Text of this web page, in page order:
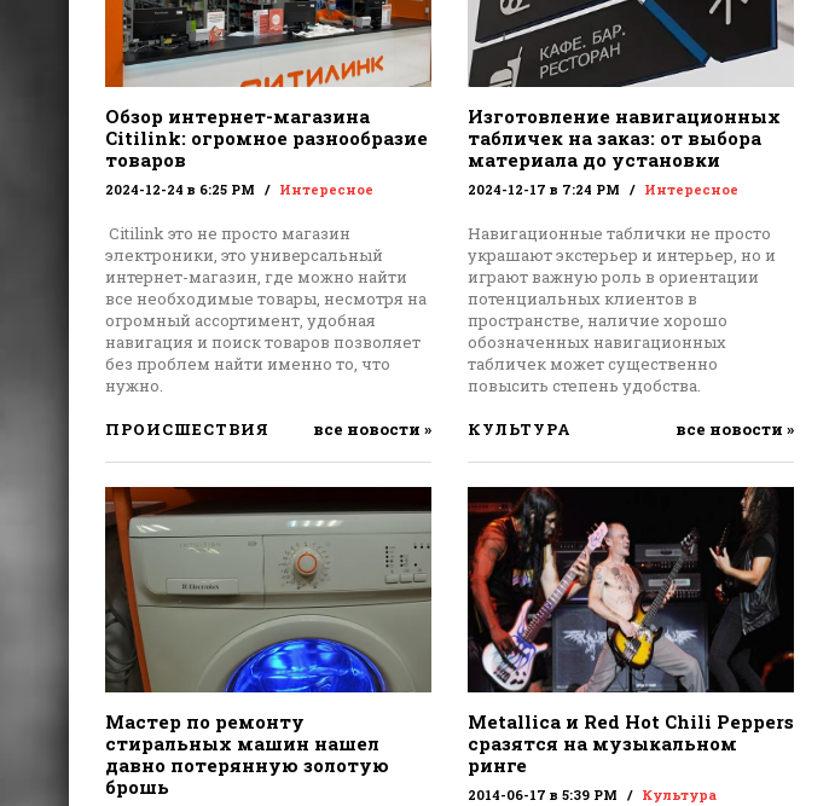
Обзор интернет-магазина
Citilink: огромное разнообразие
товаров
2024-12-24 в 6:25 PM Интересное
Citilink это не просто магазин
электроники, это универсальный
интернет-магазин, где можно найти
все необходимые товары, несмотря на
огромный ассортимент, удобная
навигация и поиск товаров позволяет
без проблем найти именно то, что
нужно.
Изготовление навигационных
табличек на заказ: от выбора
материала до установки
2024-12-17 в 7:24 PM Интересное
Навигационные таблички не просто
украшают экстерьер и интерьер, но и
играют важную роль в ориентации
потенциальных клиентов в
пространстве, наличие хорошо
обозначенных навигационных
табличек может существенно
повысить степень удобства.
ПРОИСШЕСТВИЯ все новости »
Мастер по ремонту
стиральных машин нашел
давно потерянную золотую
брошь
КУЛЬТУРА все новости »
Metallica и Red Hot Chili Peppers
сразятся на музыкальном
ринге
2014-06-17 в 5:39 PM Культура